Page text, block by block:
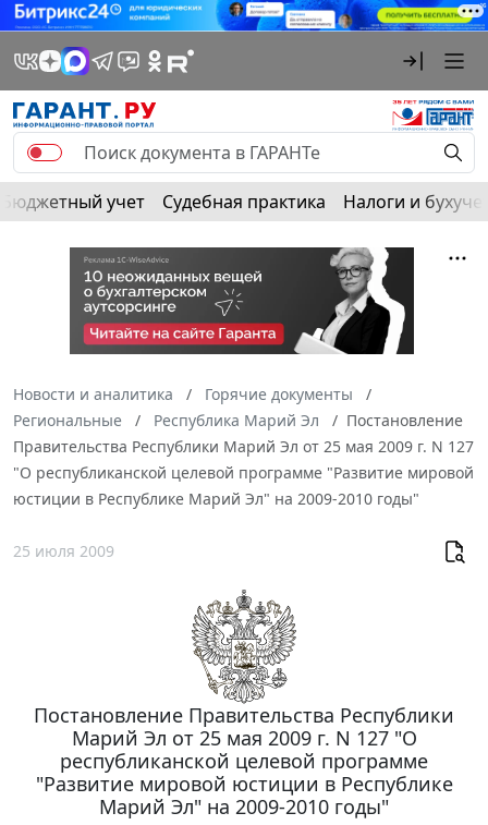
Бюджетный учет Судебная практика Налоги и
Новости и аналитика
Горячие документы
Региональные
Республика Марий Эл
Постановление
Правительства Республики Марий Эл от 25 мая 2009 г. N 127
"О республиканской целевой программе "Развитие мировой
юстиции в Республике Марий Эл" на 2009-2010 годы"
25 июля 2009
Постановление Правительства Республики
Марий Эл от 25 мая 2009 г. N 127 "О
республиканской целевой программе
"Развитие мировой юстиции в Республике
Марий Эл" на 2009-2010 годы"